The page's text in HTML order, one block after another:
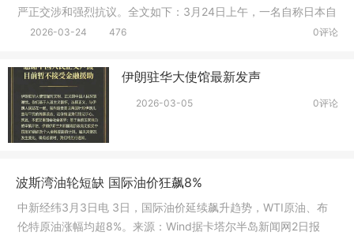
严正交涉和强烈抗议。全文如下：3月24日上午，一名自称日本自
卫队人
0评论
2026-03-24 476
伊朗驻华大使馆最新发声
0评论
2026-03-05
波斯湾油轮短缺 国际油价狂飙8%
中新经纬3月3日电 3日，国际油价延续飙升趋势，WTI原油、布
伦特原油涨幅均超8%。来源：Wind据卡塔尔半岛新闻网2日报